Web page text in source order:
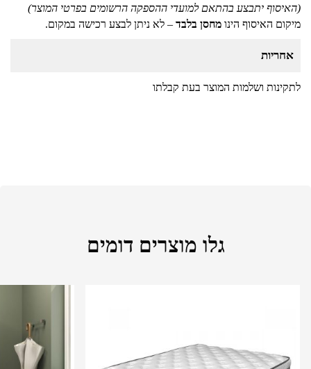
(האיסוף יתבצע בהתאם למועדי ההספקה הרשומים בפרטי המוצר)
מיקום האיסוף הינו מחסן בלבד – לא ניתן לבצע רכישה במקום.
אחריות
לתקינות ושלמות המוצר בעת קבלתו
גלו מוצרים דומים